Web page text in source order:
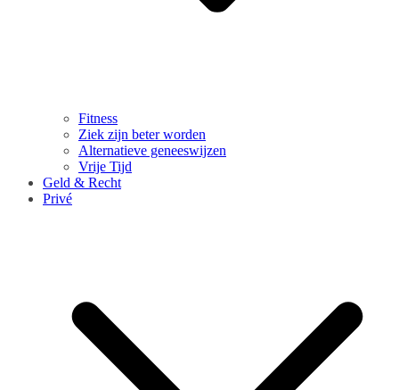
Fitness
Ziek zijn beter worden
Alternatieve geneeswijzen
Vrije Tijd
Geld & Recht
Privé